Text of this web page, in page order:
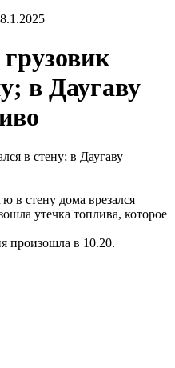
в Даугаву
в стену дома врезался
утечка топлива, которое
произошла в 10.20.